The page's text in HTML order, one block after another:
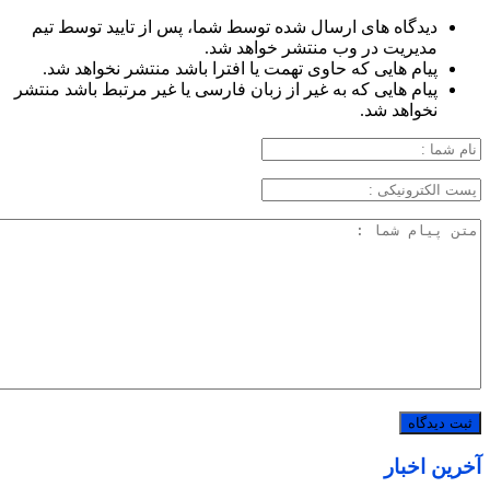
دیدگاه های ارسال شده توسط شما، پس از تایید توسط تیم
مدیریت در وب منتشر خواهد شد.
پیام هایی که حاوی تهمت یا افترا باشد منتشر نخواهد شد.
پیام هایی که به غیر از زبان فارسی یا غیر مرتبط باشد منتشر
نخواهد شد.
آخرین اخبار